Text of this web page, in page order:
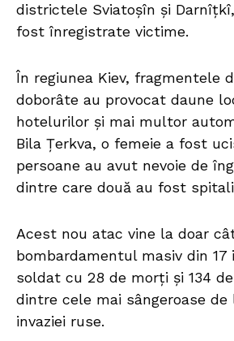
districtele Sviatoșîn și
fost înregistrate victime.
În regiunea Kiev, fragmentele
doborâte au provocat daune
hotelurilor și mai multor
Bila Țerkva, o femeie a fost
persoane au avut nevoie de
dintre care două au fost
Acest nou atac vine la doar
bombardamentul masiv din 17
soldat cu 28 de morți și 134
dintre cele mai sângeroase
invaziei ruse.